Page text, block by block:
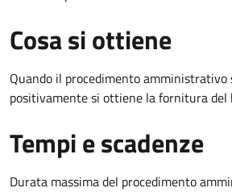
Cosa si ottiene
Quando il procedimento amministrativo
positivamente si ottiene la fornitura del
Tempi e scadenze
Durata massima del procedimento